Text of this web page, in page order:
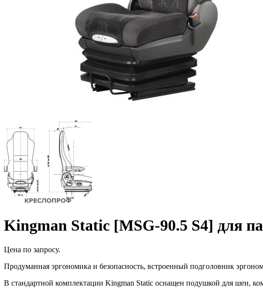
Kingman Static [MSG-90.5 S4] для
Цена по запросу.
Продуманная эргономика и безопасность, встроенный подголовник
В стандартной комплектации Kingman Static оснащен подушкой для шеи,